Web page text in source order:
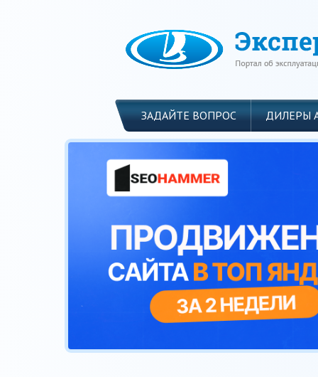
ЗАДАЙТЕ ВОПРОС ДИЛЕРЫ